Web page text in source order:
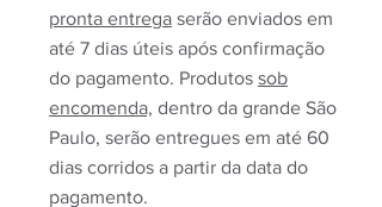
pronta entrega serão enviados em
até 7 dias úteis após confirmação
do pagamento. Produtos sob
encomenda, dentro da grande São
Paulo, serão entregues em até 60
dias corridos a partir da data do
pagamento.